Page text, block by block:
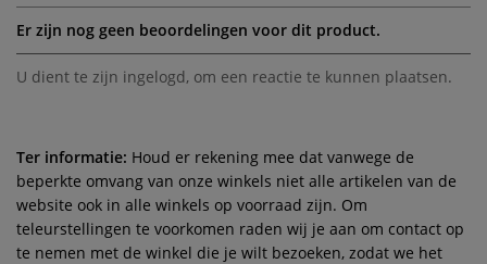
Er zijn nog geen beoordelingen voor dit product.
U dient te zijn ingelogd, om een reactie te kunnen plaatsen.
Ter informatie: Houd er rekening mee dat vanwege de
beperkte omvang van onze winkels niet alle artikelen van de
website ook in alle winkels op voorraad zijn. Om
teleurstellingen te voorkomen raden wij je aan om contact op
te nemen met de winkel die je wilt bezoeken, zodat we het